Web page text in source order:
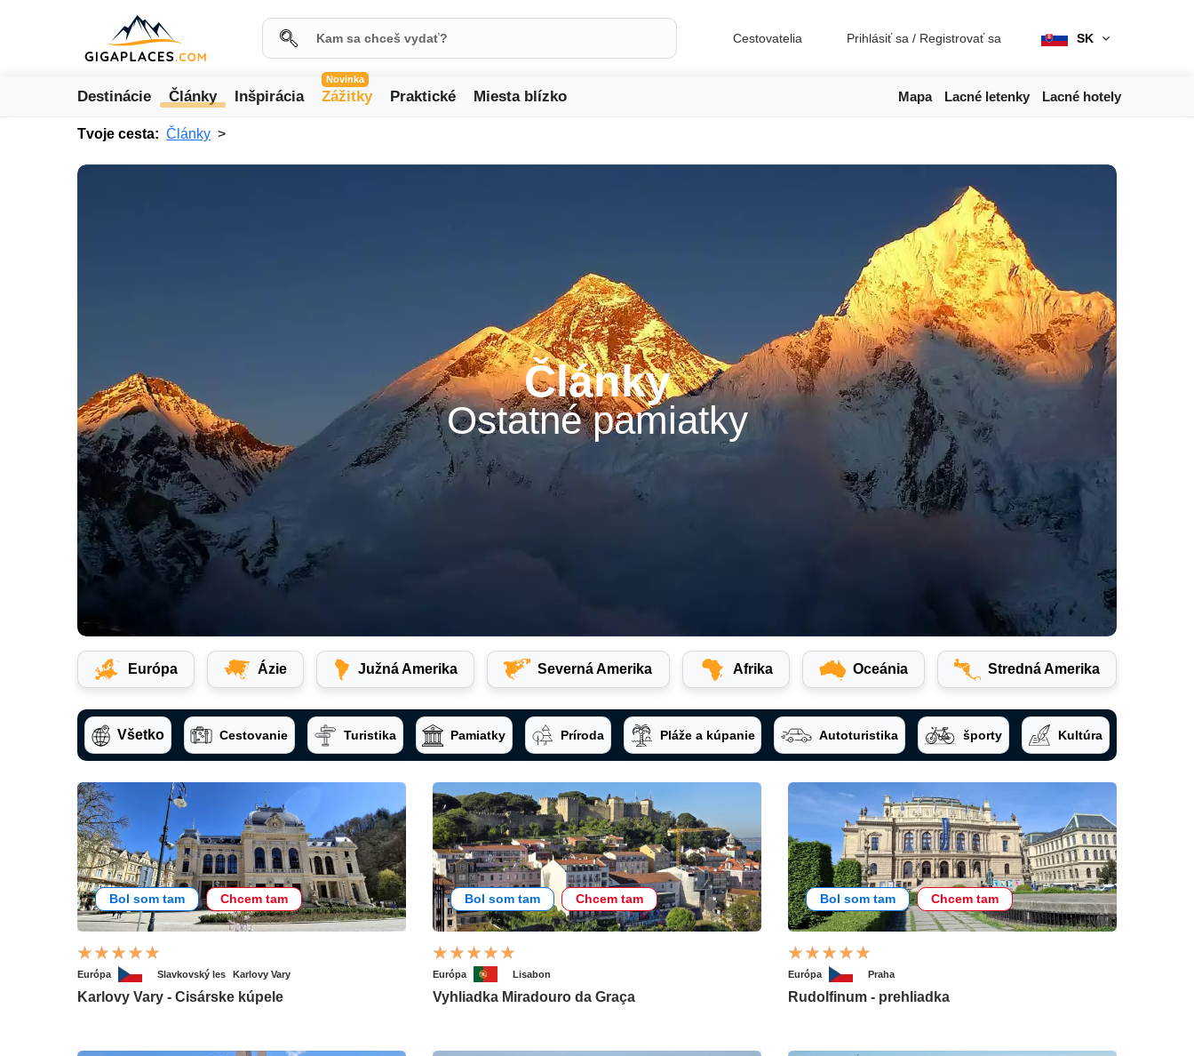
Cestovatelia Prihlásiť sa / Registrovať sa SK
Destinácie Články Inšpirácia
Novinka
Zážitky Praktické Miesta blízko Mapa Lacné letenky Lacné hotely
Tvoje cesta: Články
Články
Ostatné pamiatky
Európa Ázie Južná Amerika Severná Amerika Afrika Oceánia Stredná Amerika
Všetko Cestovanie Turistika Pamiatky Príroda Pláže a kúpanie Autoturistika športy Kultúra
Bol som tam Chcem tam
Európa Slavkovský les Karlovy Vary
Karlovy Vary - Cisárske kúpele
Bol som tam Chcem tam
Európa Lisabon
Vyhliadka Miradouro da Graça
Bol som tam Chcem tam
Európa Praha
Rudolfinum - prehliadka